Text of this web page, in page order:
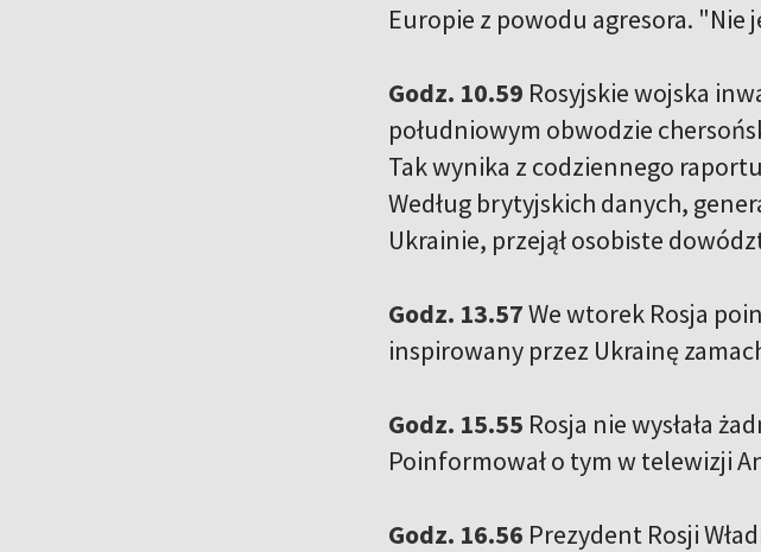
Europie z powodu agresora. "Nie
Godz. 10.59 Rosyjskie wojska
południowym obwodzie
Tak wynika z codziennego
Według brytyjskich danych,
Ukrainie, przejął osobiste
Godz. 13.57We wtorek Rosja
inspirowany przez Ukrainę
Godz. 15.55 Rosja nie wysłała
Poinformował o tym w telewizji
Godz. 16.56 Prezydent Rosji